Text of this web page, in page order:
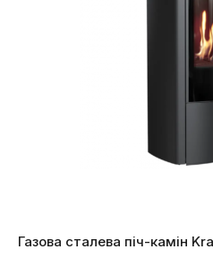
Газова сталева піч-камін